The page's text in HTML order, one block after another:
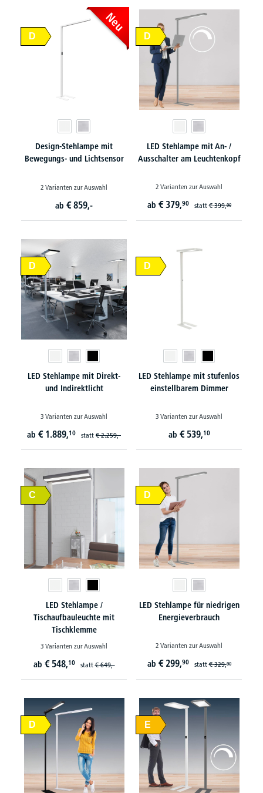
D
Neu
Design-Stehlampe mit
Bewegungs- und Lichtsensor
2 Varianten zur Auswahl
ab € 859,-
D
LED Stehlampe mit An- /
Ausschalter am Leuchtenkopf
2 Varianten zur Auswahl
ab € 379,90 statt€ 399,90
D
LED Stehlampe mit Direkt-
und Indirektlicht
3 Varianten zur Auswahl
ab € 1.889,10 statt € 2.259,-
D
LED Stehlampe mit stufenlos
einstellbarem Dimmer
3 Varianten zur Auswahl
ab € 539,10
C
LED Stehlampe /
Tischaufbauleuchte mit
Tischklemme
3 Varianten zur Auswahl
ab € 548,10 statt€ 649,-
D
LED Stehlampe für niedrigen
Energieverbrauch
2 Varianten zur Auswahl
ab € 299,90 statt€ 329,90
D E